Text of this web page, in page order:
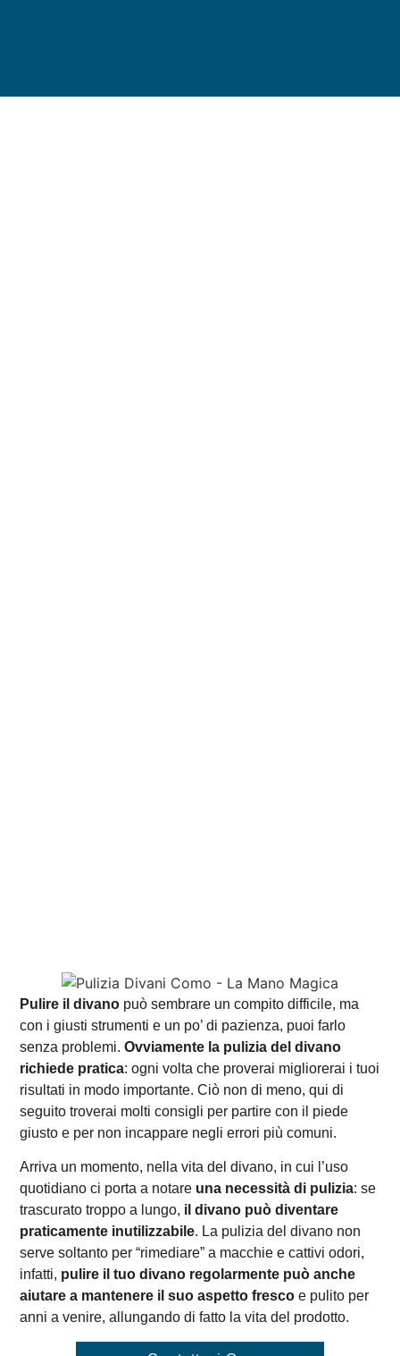
Pulire il divano può sembrare un compito difficile, ma
con i giusti strumenti e un po’ di pazienza, puoi farlo
senza problemi.Ovviamente la pulizia del divano
richiede pratica: ogni volta che proverai migliorerai i tuoi
risultati in modo importante. Ciò non di meno, qui di
seguito troverai molti consigli per partire con il piede
giusto e per non incappare negli errori più comuni.
Arriva un momento, nella vita del divano, in cui l’uso
quotidiano ci porta a notare una necessità di pulizia: se
trascurato troppo a lungo, il divano può diventare
praticamente inutilizzabile. La pulizia del divano non
serve soltanto per “rimediare” a macchie e cattivi odori,
infatti, pulire il tuo divano regolarmente può anche
aiutare a mantenere il suo aspetto fresco e pulito per
anni a venire, allungando di fatto la vita del prodotto.